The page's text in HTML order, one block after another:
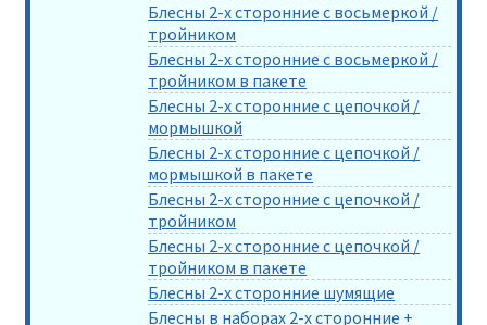
Блесны 2-х сторонние с восьмеркой /
тройником
Блесны 2-х сторонние с восьмеркой /
тройником в пакете
Блесны 2-х сторонние с цепочкой /
мормышкой
Блесны 2-х сторонние с цепочкой /
мормышкой в пакете
Блесны 2-х сторонние с цепочкой /
тройником
Блесны 2-х сторонние с цепочкой /
тройником в пакете
Блесны 2-х сторонние шумящие
Блесны в наборах 2-х сторонние +